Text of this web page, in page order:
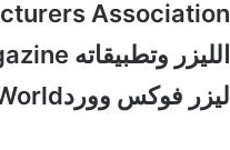
ليزر فوكس ووردLaser Focus World